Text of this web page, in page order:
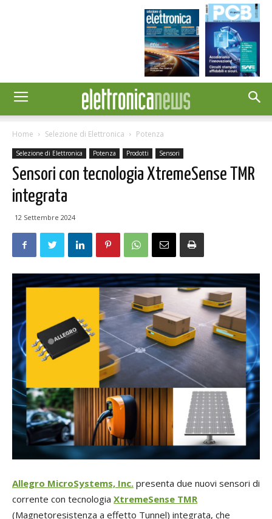
Home Selezione di Elettronica Potenza
Selezione di Elettronica Potenza Prodotti Sensori
Sensori con tecnologia XtremeSense TMR
integrata
12 Settembre 2024
Allegro MicroSystems, Inc. presenta due nuovi sensori di
corrente con tecnologia XtremeSense TMR
(Magnetoresistenza a effetto Tunnel) integrata, che